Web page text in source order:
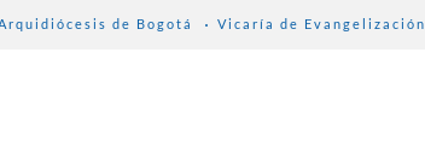
de Bogotá Vicaría de Evangelización